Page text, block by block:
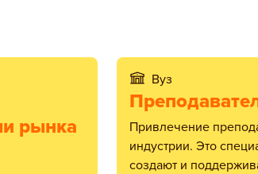
рынка
Вуз
Привлечение преподавателей-экспертов из ИТ-
индустрии. Это
создают и